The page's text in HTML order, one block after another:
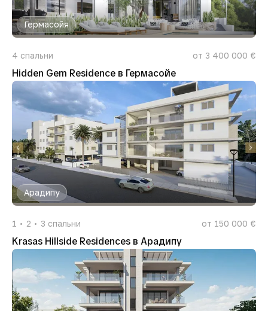
Гермасойя
4 спальни от 3 400 000 €
Hidden Gem Residence в Гермасойе
Арадипу
1 2 3 спальни от 150 000 €
Krasas Hillside Residences в Арадипу